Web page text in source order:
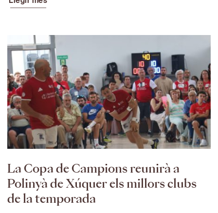
La Copa de Campions reunirà a
Polinyà de Xúquer els millors clubs
de la temporada